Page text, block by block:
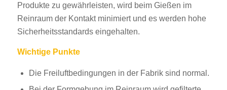
Produkte zu gewährleisten, wird beim Gießen im
Reinraum der Kontakt minimiert und es werden hohe
Sicherheitsstandards eingehalten.
Wichtige Punkte
Die Freiluftbedingungen in der Fabrik sind normal.